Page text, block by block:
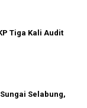
Tiga Kali Audit
Selabung,